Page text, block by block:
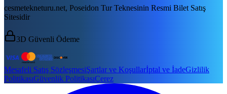
cesmetekneturu.net, Poseidon Tur Teknesinin Resmi Bilet Satış
Sitesidir
3D Güvenli Ödeme
Mesafeli Satış SözleşmesiŞartlar ve Koşullarİptal ve İadeGizlilik
PolitikasıGüvenlik PolitikasıÇerez